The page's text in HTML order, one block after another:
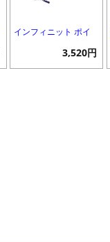
インフィニット ポイ
3,520円